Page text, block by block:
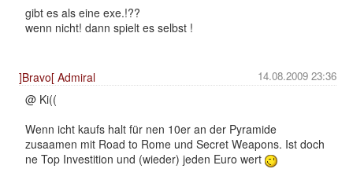
gibt es als eine exe.!??
wenn nicht! dann spielt es selbst !
14.08.2009 23:36
]Bravo[ Admiral
@ Ki((
Wenn icht kaufs halt für nen 10er an der Pyramide
zusaamen mit Road to Rome und Secret Weapons. Ist doch
ne Top Investition und (wieder) jeden Euro wert